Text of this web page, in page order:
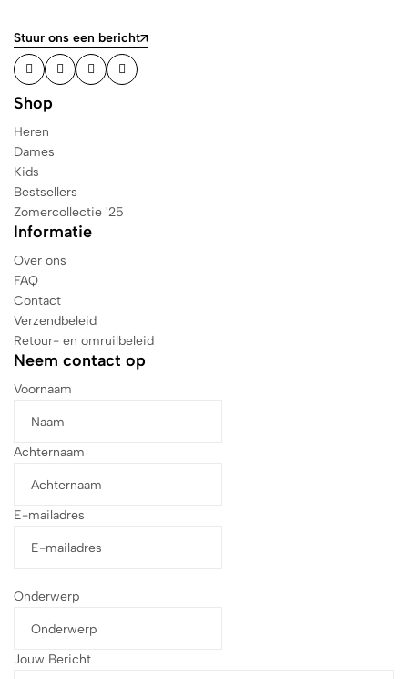
Stuur ons een bericht
Shop
Heren
Dames
Kids
Bestsellers
Zomercollectie '25
Informatie
Over ons
FAQ
Contact
Verzendbeleid
Retour- en omruilbeleid
Neem contact op
Voornaam
Achternaam
E-mailadres
Onderwerp
Jouw Bericht